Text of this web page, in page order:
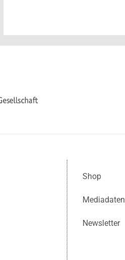
Shop
Mediadaten
Newsletter